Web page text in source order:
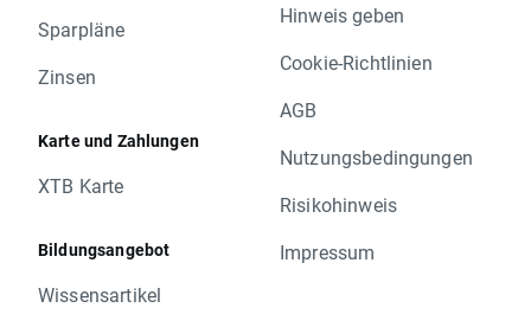
Sparpläne
Zinsen
Karte und Zahlungen
XTB Karte
Bildungsangebot
Wissensartikel
Hinweis geben
Cookie-Richtlinien
AGB
Nutzungsbedingungen
Risikohinweis
Impressum